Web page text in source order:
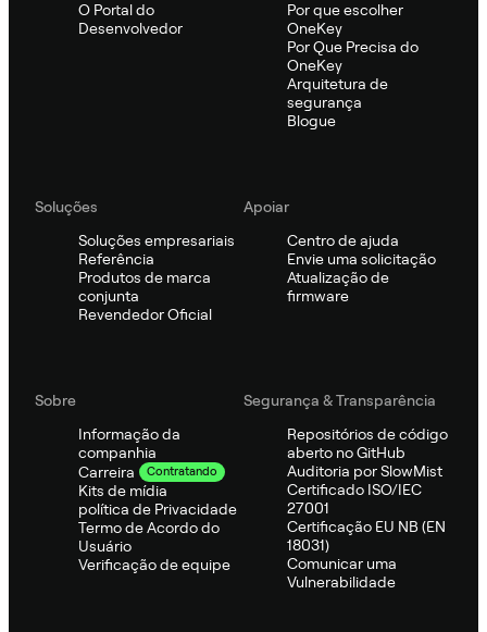
O Portal do
Desenvolvedor
Por que escolher
OneKey
Por Que Precisa do
OneKey
Arquitetura de
segurança
Blogue
Soluções
Soluções empresariais
Referência
Produtos de marca
conjunta
Revendedor Oficial
Apoiar
Centro de ajuda
Envie uma solicitação
Atualização de
firmware
Sobre
Informação da
companhia
Carreira
Contratando
Kits de mídia
política de Privacidade
Termo de Acordo do
Usuário
Verificação de equipe
Segurança & Transparência
Repositórios de código
aberto no GitHub
Auditoria por SlowMist
Certificado ISO/IEC
27001
Certificação EU NB (EN
18031)
Comunicar uma
Vulnerabilidade